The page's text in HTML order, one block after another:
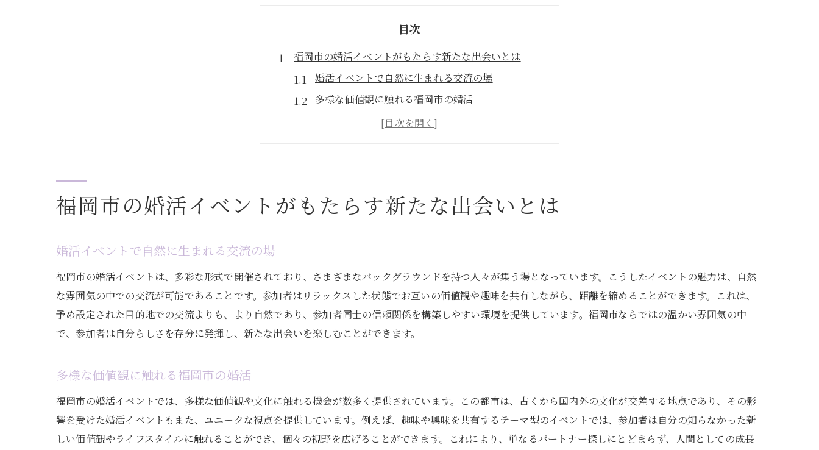
目次
福岡市の婚活イベントがもたらす新たな出会いとは
婚活イベントで自然に生まれる交流の場
多様な価値観に触れる福岡市の婚活
婚活イベントで友人を超えた関係を築く
婚活イベントで福岡市の魅力を再発見
婚活を通じて知る福岡市の知られざる魅力
地元グルメを楽しむ婚活イベント
福岡市の四季を感じる婚活の形
婚活イベントが案内する福岡市の新たな一面
福岡市での婚活が成功しやすい理由
婚活初参加者に優しい福岡市
福岡市の婚活支援サービスの充実
福岡市の婚活イベントがもたらす新たな出会いとは
婚活イベントで自然に生まれる交流の場
福岡市の婚活イベントは、多彩な形式で開催されており、さまざまなバックグラウンドを持つ人々が集う場となっています。こうしたイベントの魅力は、自然
な雰囲気の中での交流が可能であることです。参加者はリラックスした状態でお互いの価値観や趣味を共有しながら、距離を縮めることができます。これは、
予め設定された目的地での交流よりも、より自然であり、参加者同士の信頼関係を構築しやすい環境を提供しています。福岡市ならではの温かい雰囲気の中
で、参加者は自分らしさを存分に発揮し、新たな出会いを楽しむことができます。
多様な価値観に触れる福岡市の婚活
福岡市の婚活イベントでは、多様な価値観や文化に触れる機会が数多く提供されています。この都市は、古くから国内外の文化が交差する地点であり、その影
響を受けた婚活イベントもまた、ユニークな視点を提供しています。例えば、趣味や興味を共有するテーマ型のイベントでは、参加者は自分の知らなかった新
しい価値観やライフスタイルに触れることができ、個々の視野を広げることができます。これにより、単なるパートナー探しにとどまらず、人間としての成長